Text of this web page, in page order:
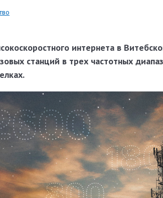
интернета в
станций в трех частотных